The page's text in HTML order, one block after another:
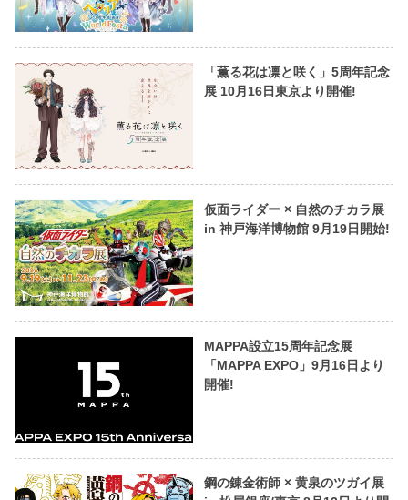
「薫る花は凛と咲く」5周年記念
展 10月16日東京より開催!
仮面ライダー × 自然のチカラ展
in 神戸海洋博物館 9月19日開始!
MAPPA設立15周年記念展
「MAPPA EXPO」9月16日より
開催!
鋼の錬金術師 × 黄泉のツガイ展